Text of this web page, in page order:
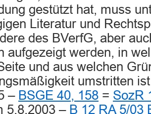
gestützt hat, muss
Literatur und
des BVerfG, aber
aufgezeigt werden, in
und aus welchen
umstritten
– BSGE 40, 158 = SozR
5.8.2003 – B 12 RA 5/03